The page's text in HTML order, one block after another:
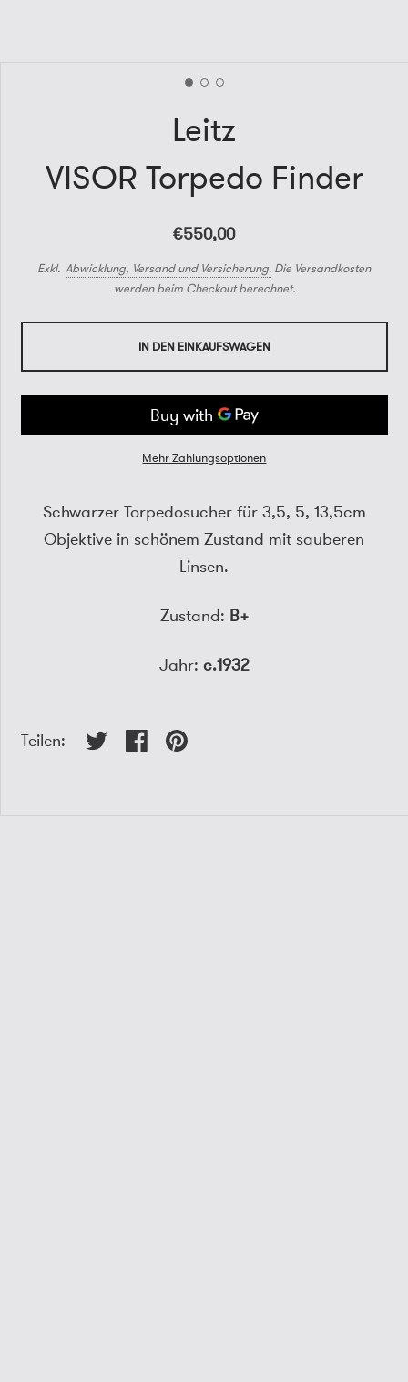
Leitz
VISOR Torpedo Finder
€550,00
Exkl.Abwicklung, Versand und Versicherung. Die Versandkosten
werden beim Checkout berechnet.
IN DEN EINKAUFSWAGEN
Mehr Zahlungsoptionen
Schwarzer Torpedosucher für 3,5, 5, 13,5cm
Objektive in schönem Zustand mit sauberen
Linsen.
Zustand: B+
Jahr:c.1932
Teilen: